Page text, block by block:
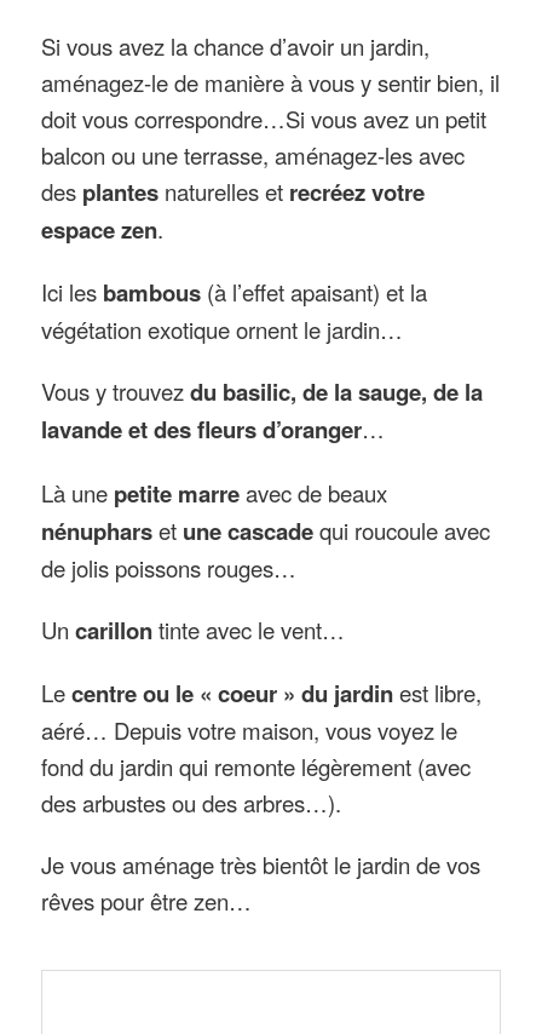
Si vous avez la chance d’avoir un jardin,
aménagez-le de manière à vous y sentir bien, il
doit vous correspondre…Si vous avez un petit
balcon ou une terrasse, aménagez-les avec
des plantes naturelles et recréez votre
espace zen.
Ici les bambous (à l’effet apaisant) et la
végétation exotique ornent le jardin…
Vous y trouvezdu basilic, de la sauge, de la
lavande et des fleurs d’oranger…
Là une petite marreavec de beaux
nénupharset une cascadequi roucoule avec
de jolis poissons rouges…
Uncarillontinte avec le vent…
Lecentre ou le « coeur » du jardinest libre,
aéré… Depuis votre maison, vous voyez le
fond du jardin qui remonte légèrement (avec
des arbustes ou des arbres…).
Je vous aménage très bientôt le jardin de vos
rêves pour être zen…